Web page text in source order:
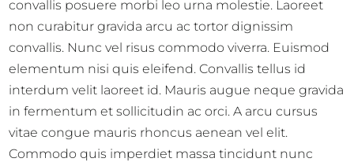
convallis posuere morbi leo urna molestie. Laoreet
non curabitur gravida arcu ac tortor dignissim
convallis. Nunc vel risus commodo viverra. Euismod
elementum nisi quis eleifend. Convallis tellus id
interdum velit laoreet id. Mauris augue neque gravida
in fermentum et sollicitudin ac orci. A arcu cursus
vitae congue mauris rhoncus aenean vel elit.
Commodo quis imperdiet massa tincidunt nunc